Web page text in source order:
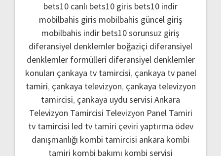
bets10 canlı bets10 giris bets10 indir
mobilbahis giris mobilbahis güncel giriş
mobilbahis indir bets10 sorunsuz giriş
diferansiyel denklemler boğaziçi diferansiyel
denklemler formülleri diferansiyel denklemler
konuları çankaya tv tamircisi, çankaya tv panel
tamiri, çankaya televizyon, çankaya televizyon
tamircisi, çankaya uydu servisi Ankara
Televizyon Tamircisi Televizyon Panel Tamiri
tv tamircisi led tv tamiri çeviri yaptırma ödev
danışmanlığı kombi tamircisi ankara kombi
tamiri kombi bakımı kombi servisi